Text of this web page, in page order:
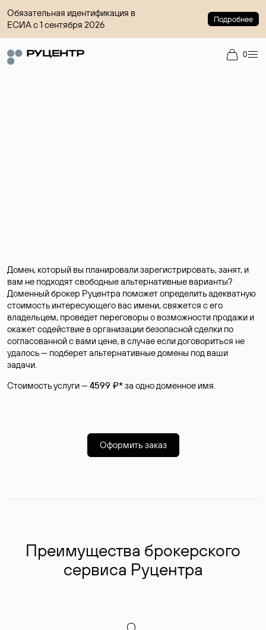
Обязательная идентификация в
ЕСИА с 1 сентября 2026
Подробнее
0
Домен, который вы планировали зарегистрировать, занят, и
вам не подходят свободные альтернативные варианты?
Доменный брокер Руцентра поможет определить адекватную
стоимость интересующего вас имени, свяжется с его
владельцем, проведет переговоры о возможности продажи и
окажет содействие в организации безопасной сделки по
согласованной с вами цене, в случае если договориться не
удалось — подберет альтернативные домены под ваши
задачи.
Стоимость услуги —4599 ₽*за одно доменное имя.
Оформить заказ
Преимущества брокерского
сервиса Руцентра